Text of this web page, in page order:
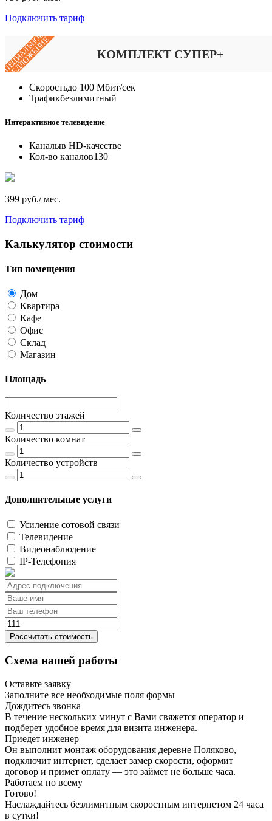
Подключить тариф
ПРЕДЛОЖЕНИЕ КОМПЛЕКТ СУПЕР+
Скоростьдо 100 Мбит/сек
Трафикбезлимитный
Интерактивное телевидение
Каналыв HD-качестве
Кол-во каналов130
399 руб./ мес.
Подключить тариф
Калькулятор стоимости
Тип помещения
Дом
Квартира
Кафе
Офис
Склад
Магазин
Площадь
Количество этажей
Количество комнат
Количество устройств
Дополнительные услуги
Усиление сотовой связи
Телевидение
Видеонаблюдение
IP-Телефония
Рассчитать стоимость
Схема нашей работы
Оставьте заявку
Заполните все необходимые поля формы
Дождитесь звонка
В течение нескольких минут с Вами свяжется оператор и
подберет удобное время для визита инженера.
Приедет инженер
Он выполнит монтаж оборудования деревне Поляково,
подключит интернет, сделает замер скорости, оформит
договор и примет оплату — это займет не больше часа.
Работаем по всему
Готово!
Наслаждайтесь безлимитным скоростным интернетом 24 часа
в сутки!